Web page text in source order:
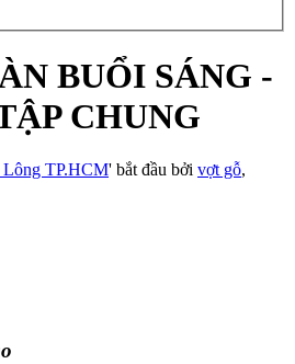
BUỔI SÁNG -
CHUNG
TP.HCM' bắt đầu bởi vợt gỗ,